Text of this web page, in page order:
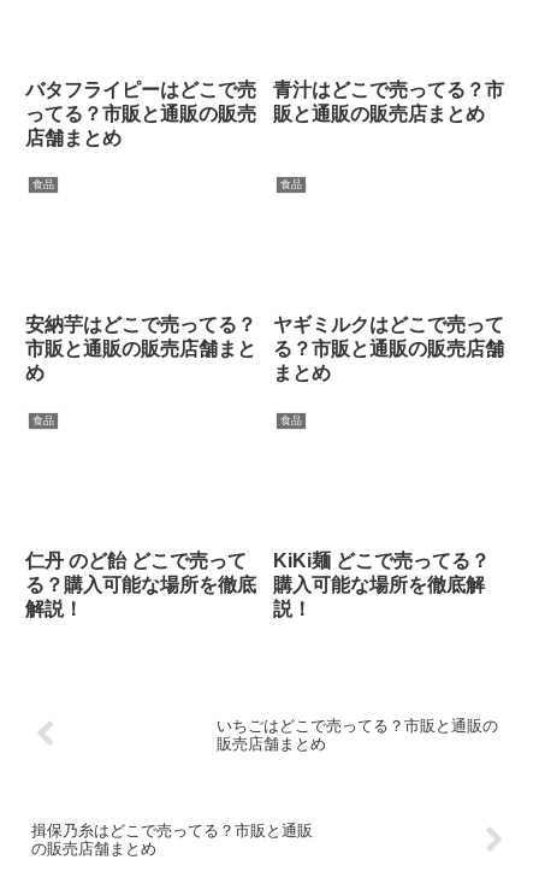
バタフライピーはどこで売
ってる？市販と通販の販売
店舗まとめ
青汁はどこで売ってる？市
販と通販の販売店まとめ
食品
安納芋はどこで売ってる？
市販と通販の販売店舗まと
め
食品
ヤギミルクはどこで売って
る？市販と通販の販売店舗
まとめ
食品
仁丹 のど飴 どこで売って
る？購入可能な場所を徹底
解説！
食品
KiKi麺 どこで売ってる？
購入可能な場所を徹底解
説！
いちごはどこで売ってる？市販と通販の
販売店舗まとめ
揖保乃糸はどこで売ってる？市販と通販
の販売店舗まとめ